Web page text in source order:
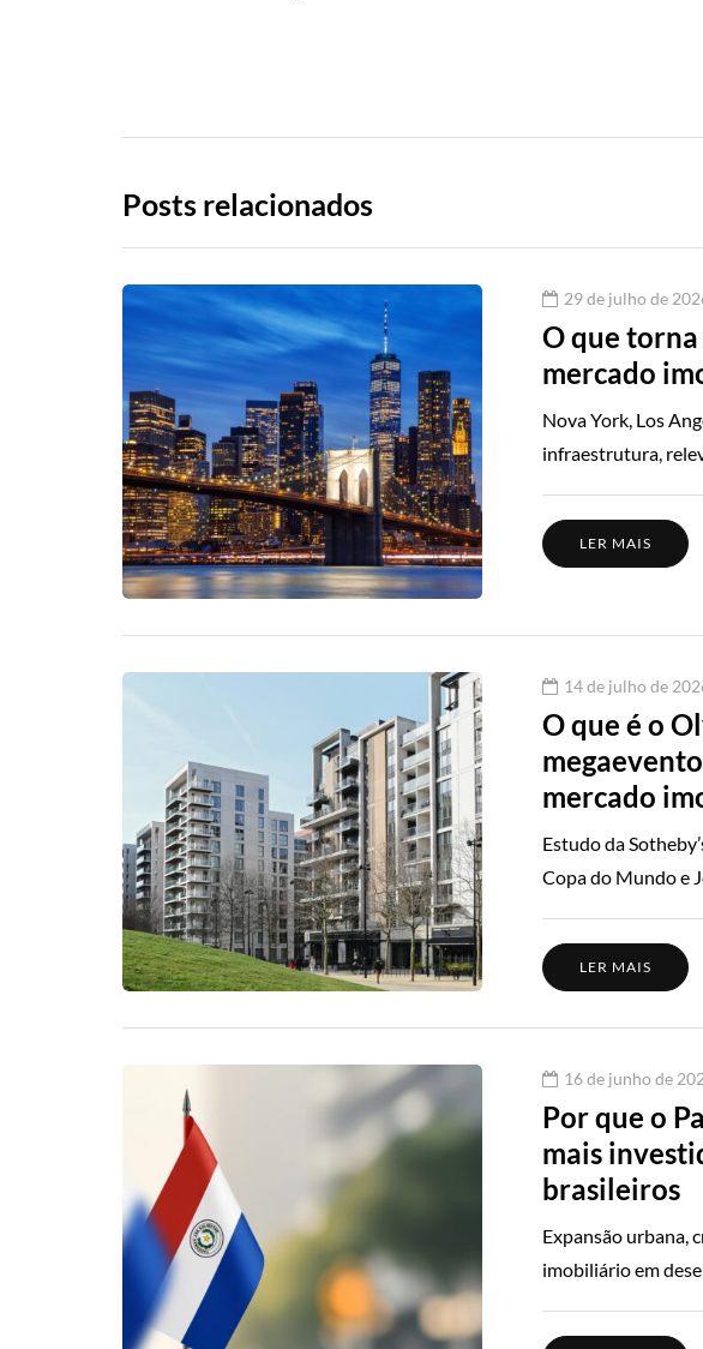
Posts relacionados
29 de julho de
O que
mercado
Nova York, Los
infraestrutura,
LER MAIS
14 de julho de
O que é o
mercado
Estudo da
Copa do Mundo e
LER MAIS
16 de junho de
Por que o
mais
brasileiros
Expansão urbana,
imobiliário em